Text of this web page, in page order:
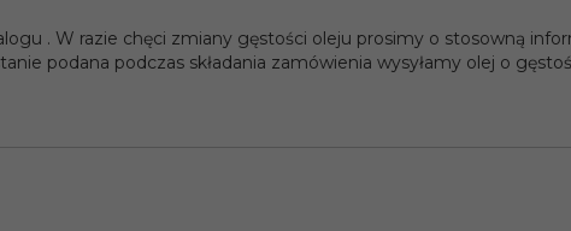
. W razie chęci zmiany gęstości oleju prosimy o stosowną
podana podczas składania zamówienia wysyłamy olej o